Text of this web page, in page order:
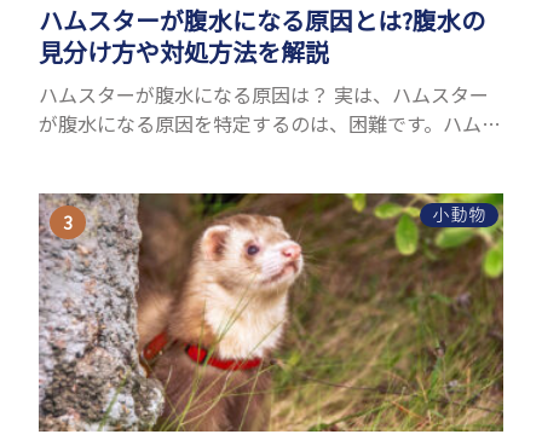
ハムスターが腹水になる原因とは?腹水の
見分け方や対処方法を解説
ハムスターが腹水になる原因は？ 実は、ハムスター
が腹水になる原因を特定するのは、困難です。ハムス
理由はさま...
小動物